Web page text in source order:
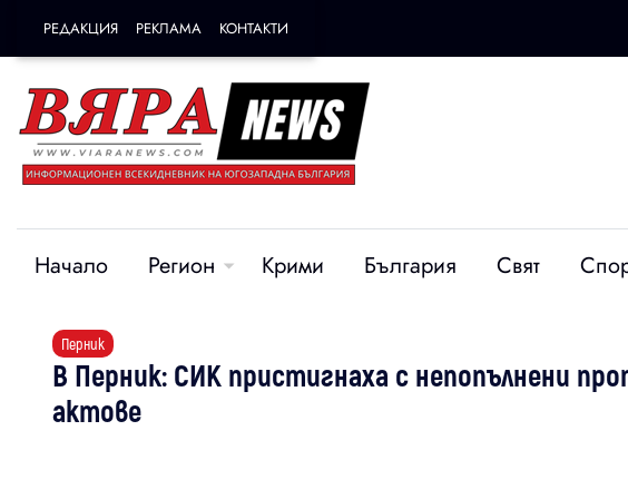
РЕДАКЦИЯ РЕКЛАМА КОНТАКТИ
Начало Регион Крими България Свят
Перник
В Перник: СИК пристигнаха с непопълнени
актове